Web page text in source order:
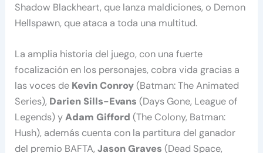
Shadow Blackheart, que lanza maldiciones, o Demon
Hellspawn, que ataca a toda una multitud.
La amplia historia del juego, con una fuerte
focalización en los personajes, cobra vida gracias a
las voces de Kevin Conroy(Batman: The Animated
Series), Darien Sills-Evans (Days Gone, League of
Legends) yAdam Gifford (The Colony, Batman:
Hush), además cuenta con la partitura del ganador
del premio BAFTA,Jason Graves (Dead Space,